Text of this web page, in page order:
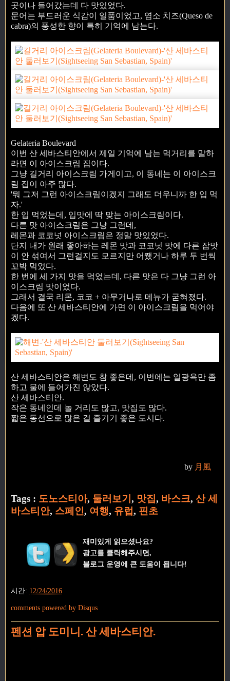
곳이나 들어갔는데 다 맛있었다.
문어는 부드러운 식감이 일품이었고, 염소 치즈(Queso de
cabra)의 풍성한 향이 특히 기억에 남는다.
Gelateria Boulevard
이번 산 세바스티안에서 제일 기억에 남는 먹거리를 말하
라면 이 아이스크림 집이다.
그냥 길거리 아이스크림 가게이고, 이 동네는 이 아이스크
림 집이 아주 많다.
'뭐 그저 그런 아이스크림이겠지 그래도 더우니까 한 입 먹
자.'
한 입 먹었는데, 입맛에 딱 맞는 아이스크림이다.
다른 맛 아이스크림은 그냥 그런데,
레몬과 코코넛 아이스크림은 정말 맛있었다.
단지 내가 원래 좋아하는 레몬 맛과 코코넛 맛에 다른 잡맛
이 안 섞여서 그런걸지도 모르지만 어쨌거나 하루 두 번씩
꼬박 먹었다.
한 번에 세 가지 맛을 먹었는데, 다른 맛은 다 그냥 그런 아
이스크림 맛이었다.
그래서 결국 리몬, 코코 + 아무거나로 메뉴가 굳혀졌다.
다음에 또 산 세바스티안에 가면 이 아이스크림을 먹어야
겠다.
산 세바스티안은 해변도 참 좋은데, 이번에는 일광욕만 좀
하고 물에 들어가진 않았다.
산 세바스티안.
작은 동네인데 놀 거리도 많고, 맛집도 많다.
짧은 동선으로 많은 걸 즐기기 좋은 도시다.
by 月風
Tags : 도노스티아, 둘러보기 , 맛집, 바스크, 산 세
바스티안, 스페인, 여행, 유럽, 핀초
재미있게 읽으셨나요?
광고를 클릭해주시면,
블로그 운영에 큰 도움이 됩니다!
시간: 12/24/2016
comments powered by Disqus
펜션 압 도미니. 산 세바스티안.